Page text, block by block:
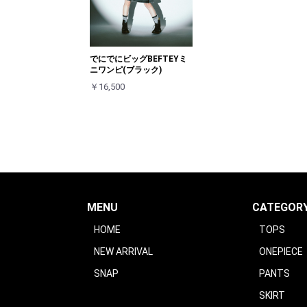
でにでにビッグBEFTEYミ
ニワンピ(ブラック)
￥16,500
MENU
HOME
NEW ARRIVAL
SNAP
TOPS
ONEPIECE
PANTS
SKIRT